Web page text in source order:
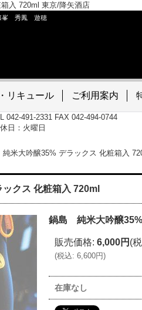
入 720ml 東京/降矢酒店
峯 秀鳳 遊穂
リキュール ご利用案内
042-491-2331 FAX 042-494-0744
日：火曜日
米大吟醸35% デラックス 化粧箱入
クス 化粧箱入 720ml
鍋島 純米大吟醸
販売価格: 6,000円 (
(税込: 6,600円)
在庫なし